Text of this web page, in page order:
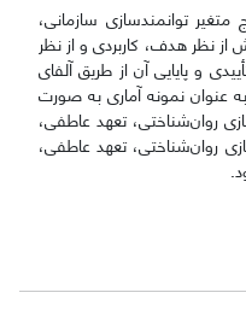
توانمندسازی سازمانی،
نظر هدف، کاربردی و از نظر
و پایایی آن از طریق آلفای
گرفت. جامعه آماری پژوهش کارکنان شرکت مخابرات استان همدان به تعداد 420 نفر است که از این تعداد 201 نفر به عنوان نمونه آماری به صورت
روان‌شناختی، تعهد عاطفی،
روان‌شناختی، تعهد عاطفی،